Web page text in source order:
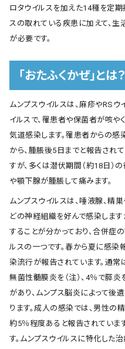
ロタウイルスを加えた14種を定期
スの取れている疾患に加えて、
が必要です。
「おたふくかぜ」とは？
ムンプスウイルスは、麻疹やRSウ
イルスで、罹患者や保菌者が咳や
気道感染します。罹患者からの
から、腫脹後5日までと報告され
すが、多くは潜伏期間（約18日）
や顎下腺が腫脹して痛みます。
ムンプスウイルスは、唾液腺、精
どの神経組織を好んで感染しま
することが分かっており、合併症
ルスの一つです。春から夏に感染
染流行が報告されています。通常
無菌性髄膜炎を（注）、4％で膵
があり、ムンプス脳炎によって後
ります。成人の感染では、男性
約5％程度あると報告されていま
す。ムンプスウイルスに特化した